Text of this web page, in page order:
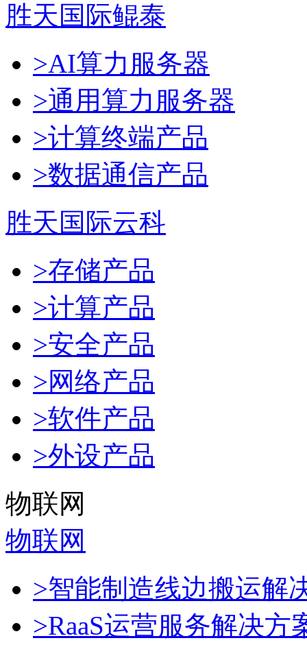
胜天国际鲲泰
>AI算力服务器
>通用算力服务器
>计算终端产品
>数据通信产品
胜天国际云科
>存储产品
>计算产品
>安全产品
>网络产品
>软件产品
>外设产品
物联网
物联网
>智能制造线边搬运解
>RaaS运营服务解决方